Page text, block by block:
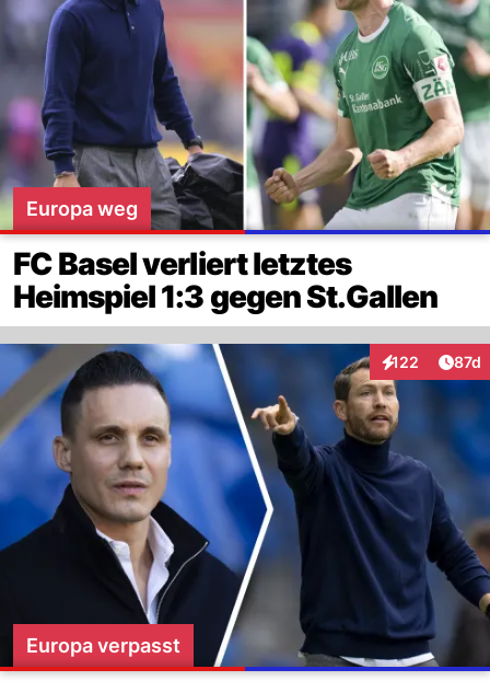
Europa weg
FC Basel verliert letztes
Heimspiel 1:3 gegen St.Gallen
122
Interaktionen
87d
Europa verpasst